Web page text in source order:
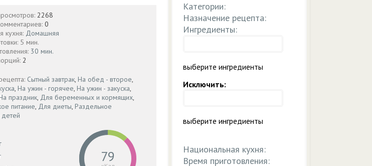
2268
0
кухня: Домашняя
5 мин.
30 мин.
2
Сытный завтрак, На обед - второе,
, На ужин - горячее, На ужин - закуска,
праздник, Для беременных и кормящих,
питание, Для диеты, Раздельное
79
Категории:
Назначение рецепта:
Ингредиенты:
выберите ингредиенты
Исключить:
выберите ингредиенты
Национальная кухня:
Время приготовления: